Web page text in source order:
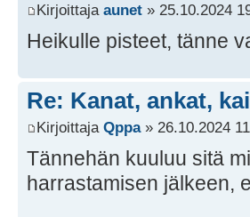
Kirjoittaja aunet » 25.10.2024
Heikulle pisteet, tänne
Re: Kanat, ankat,
Kirjoittaja Qppa» 26.10.2024
Tännehän kuuluu sitä
harrastamisen jälkeen,